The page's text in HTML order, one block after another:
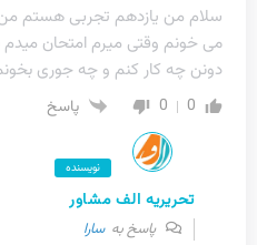
سلام من یازدهم تجربی هستم
می خونم وقتی میرم امتحان
دونن چه کار کنم و چه جوری
0
0 پاسخ
نویسنده
تحریریه الف مشاور
پاسخ بهسارا